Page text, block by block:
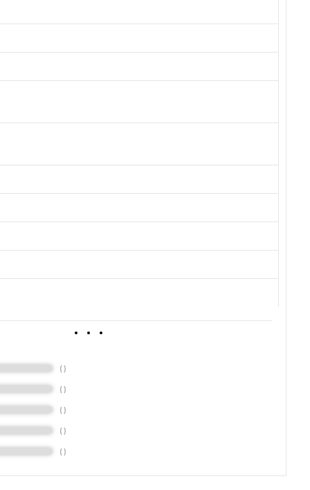
( )
( )
( )
( )
( )